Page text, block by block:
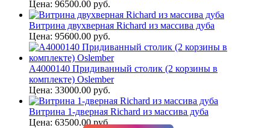
Цена: 96500.00 руб.
Витрина двухверная Richard из массива дуба
Цена: 95600.00 руб.
A4000140 Придиванный столик (2 корзины в
комплекте) Oslember
Цена: 33000.00 руб.
Витрина 1-дверная Richard из массива дуба
Цена: 63500.00 руб.